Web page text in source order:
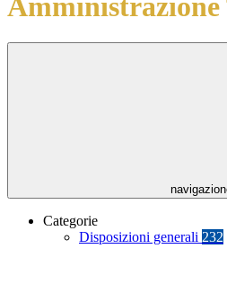
Categorie
Disposizioni generali 232